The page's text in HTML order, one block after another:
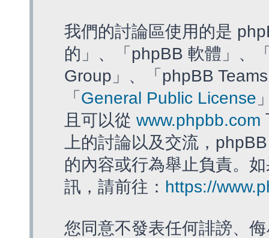
我們的討論區使用的是
的」、「phpBB 軟體」、
Group」、「phpBB
「 General Public License
且可以從 www.phpbb.com
上的討論以及交流，
的內容或行為舉止負責。
訊，請前往： https://
您同意不發表任何誹謗、